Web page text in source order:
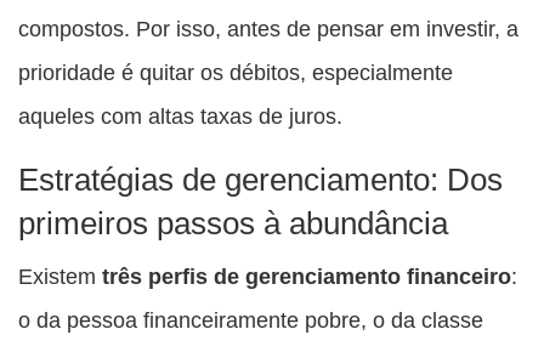
compostos. Por isso, antes de pensar em investir, a
prioridade é quitar os débitos, especialmente
aqueles com altas taxas de juros.
Estratégias de gerenciamento: Dos
primeiros passos à abundância
Existem três perfis de gerenciamento financeiro:
o da pessoa financeiramente pobre, o da classe